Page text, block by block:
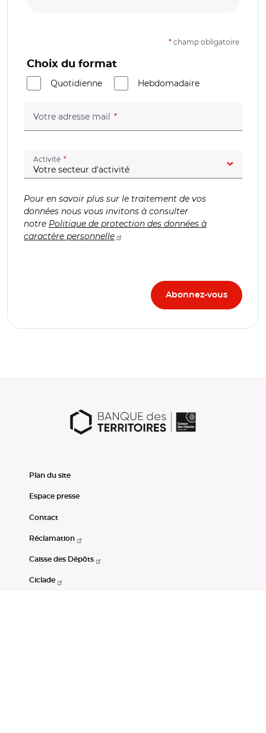
* champ obligatoire
Choix du format
Quotidienne
Hebdomadaire
Votre adresse mail (champ obligatoire)
Activité (champ obligatoire)
Pour en savoir plus sur le traitement de vos
données nous vous invitons à consulter
notre Politique de protection des données à
caractère personnelle
Plan du site
Espace presse
Contact
Réclamation
Caisse des Dépôts
Ciclade